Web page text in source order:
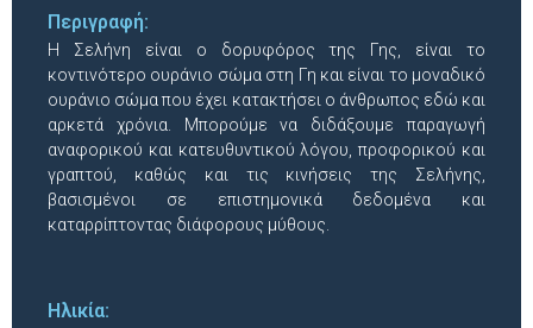
Περιγραφή:
Η Σελήνη είναι ο δορυφόρος της Γης, είναι το
κοντινότερο ουράνιο σώμα στη Γη και είναι το μοναδικό
ουράνιο σώμα που έχει κατακτήσει ο άνθρωπος εδώ και
αρκετά χρόνια. Μπορούμε να διδάξουμε παραγωγή
αναφορικού και κατευθυντικού λόγου, προφορικού και
γραπτού, καθώς και τις κινήσεις της Σελήνης,
βασισμένοι σε επιστημονικά δεδομένα και
καταρρίπτοντας διάφορους μύθους.
Ηλικία: